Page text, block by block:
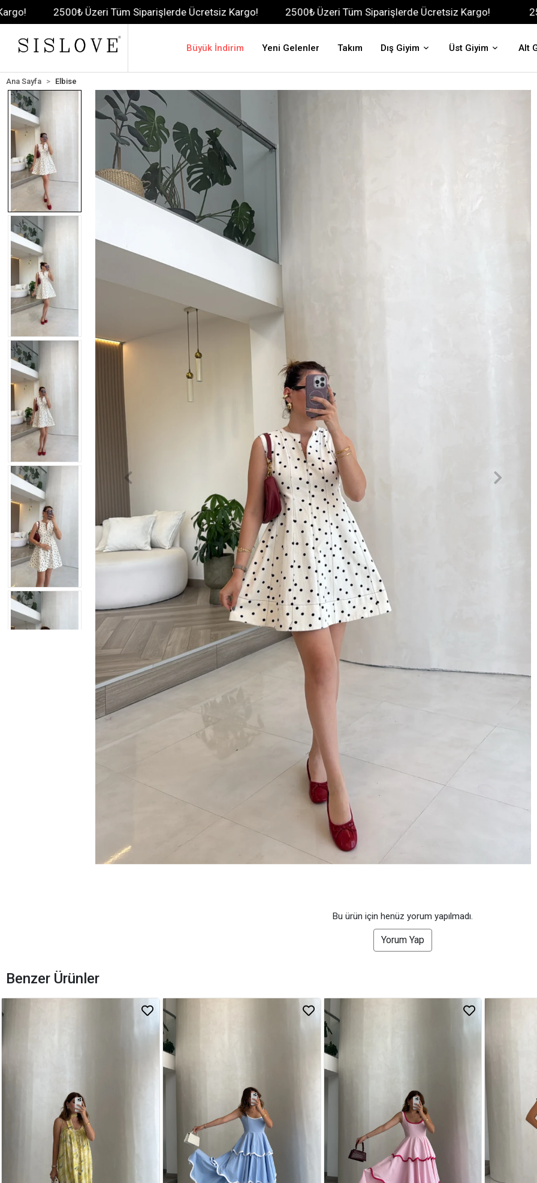
Üzeri Tüm Siparişlerde Ücretsiz Kargo! 2500₺ Üzeri Tüm Siparişlerde Ücretsiz Kargo! 2500₺ Üzeri
Büyük İndirim Yeni Gelenler Takım Dış Giyim Üst Giyim Alt
Ana Sayfa Elbise
Bu ürün için henüz yorum yapılmadı.
Yorum Yap
Benzer Ürünler